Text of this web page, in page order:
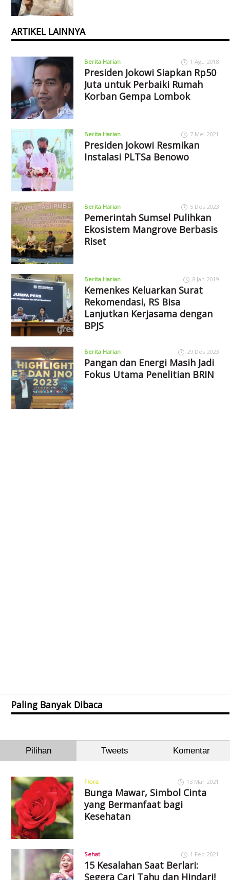
ARTIKEL LAINNYA
Berita Harian 1 Agu 2018
Presiden Jokowi Siapkan Rp50
Juta untuk Perbaiki Rumah
Korban Gempa Lombok
Berita Harian 7 Mei 2021
Presiden Jokowi Resmikan
Instalasi PLTSa Benowo
Berita Harian 5 Des 2023
Pemerintah Sumsel Pulihkan
Ekosistem Mangrove Berbasis
Riset
Berita Harian 8 Jan 2019
Kemenkes Keluarkan Surat
Rekomendasi, RS Bisa
Lanjutkan Kerjasama dengan
BPJS
Berita Harian 29 Des 2023
Pangan dan Energi Masih Jadi
Fokus Utama Penelitian BRIN
Paling Banyak Dibaca
Pilihan Tweets Komentar
Flora 13 Mar 2021
Bunga Mawar, Simbol Cinta
yang Bermanfaat bagi
Kesehatan
Sehat 1 Feb 2021
15 Kesalahan Saat Berlari:
Segera Cari Tahu dan Hindari!